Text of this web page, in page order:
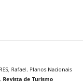
Rafael. Planos Nacionais
Revista de Turismo